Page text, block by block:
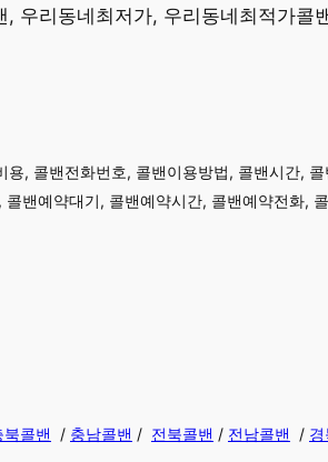
우리동네최저가, 우리동네최적가콜
, 콜밴전화번호, 콜밴이용방법, 콜밴시간,
밴예약대기, 콜밴예약시간, 콜밴예약전화,
북콜밴 / 충남콜밴 / 전북콜밴 / 전남콜밴 / 경